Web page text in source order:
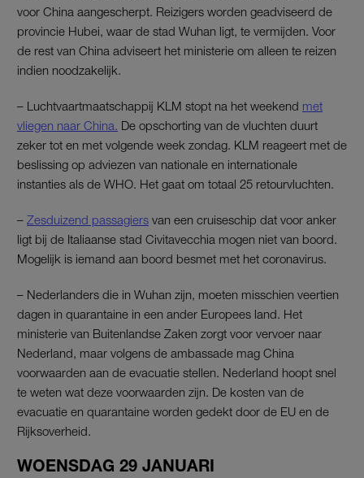
voor China aangescherpt. Reizigers worden geadviseerd de
provincie Hubei, waar de stad Wuhan ligt, te vermijden. Voor
de rest van China adviseert het ministerie om alleen te reizen
indien noodzakelijk.
– Luchtvaartmaatschappij KLM stopt na het weekend met
vliegen naar China. De opschorting van de vluchten duurt
zeker tot en met volgende week zondag. KLM reageert met de
beslissing op adviezen van nationale en internationale
instanties als de WHO. Het gaat om totaal 25 retourvluchten.
– Zesduizend passagiers van een cruiseschip dat voor anker
ligt bij de Italiaanse stad Civitavecchia mogen niet van boord.
Mogelijk is iemand aan boord besmet met het coronavirus.
– Nederlanders die in Wuhan zijn, moeten misschien veertien
dagen in quarantaine in een ander Europees land. Het
ministerie van Buitenlandse Zaken zorgt voor vervoer naar
Nederland, maar volgens de ambassade mag China
voorwaarden aan de evacuatie stellen. Nederland hoopt snel
te weten wat deze voorwaarden zijn. De kosten van de
evacuatie en quarantaine worden gedekt door de EU en de
Rijksoverheid.
WOENSDAG 29 JANUARI